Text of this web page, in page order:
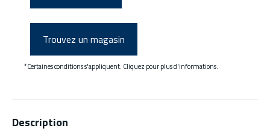
Trouvez un magasin
*Certaines conditions s'appliquent. Cliquez pour plus d'informations.
Description